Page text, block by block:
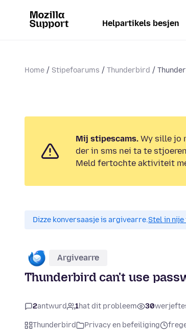
Helpartikels besjen
Home Stipefoarums Thunderbird
Mij stipescams. Wy sille jo
der in sms nei ta te
Meld fertochte aktiviteit
Dizze konversaasje is argivearre.Stel in nije
Argivearre
Thunderbird can't use
2antwurd 1hat dit probleem 30
Thunderbird Privacy en befeiliging